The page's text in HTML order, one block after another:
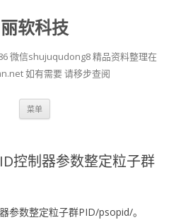
丽软科技
微信shujuqudong8 精品资料整理在
如有需要 请移步查阅
菜单
控制器参数整定粒子群
参数整定粒子群PID/psopid/。